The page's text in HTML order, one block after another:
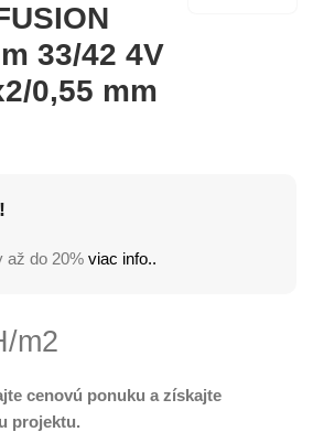
33/42 4V
0,55 mm
až do 20% viac info..
m2
cenovú ponuku a získajte
projektu.